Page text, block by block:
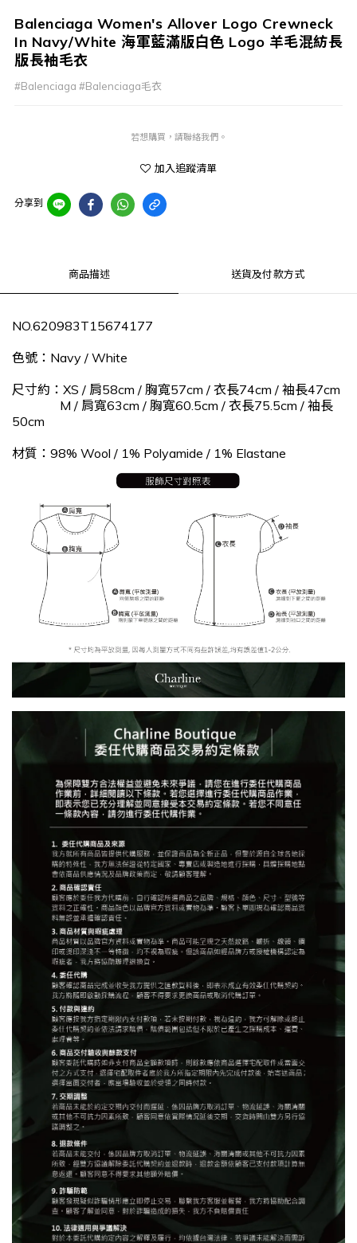
Balenciaga Women's Allover Logo Crewneck
In Navy/White 海軍藍滿版白色 Logo 羊毛混紡長
版長袖毛衣
#Balenciaga #Balenciaga毛衣
若想購買，請聯絡我們。
加入追蹤清單
分享到
商品描述 送貨及付款方式
NO.620983T15674177
色號：Navy / White
尺寸約：XS / 肩58cm / 胸寬57cm / 衣長74cm / 袖長47cm
M / 肩寬63cm / 胸寬60.5cm / 衣長75.5cm / 袖長
50cm
材質：98% Wool / 1% Polyamide / 1% Elastane